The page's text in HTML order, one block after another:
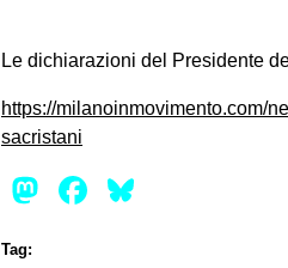
Le dichiarazioni del Presidente
https://milanoinmovimento.com/
sacristani
Mastodon
Facebook
Tag: